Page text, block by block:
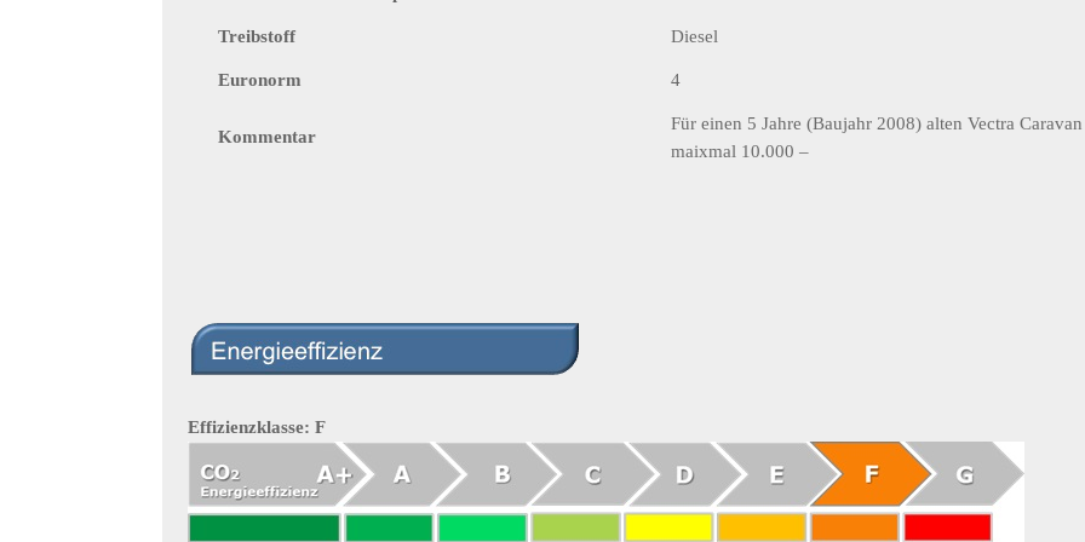
Treibstoff Diesel
Euronorm 4
Kommentar
Für einen 5 Jahre (Baujahr 2008) alten Vectra
maixmal 10.000 –
Effizienzklasse: F